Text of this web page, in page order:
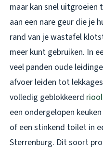
maar kan snel uitgroeien
aan een nare geur die je
rand van je wastafel
meer kunt gebruiken. In
veel panden oude
afvoer leiden tot
volledig geblokkeerd riool
een ondergelopen
of een stinkend toilet in
Sterrenburg. Dit soort